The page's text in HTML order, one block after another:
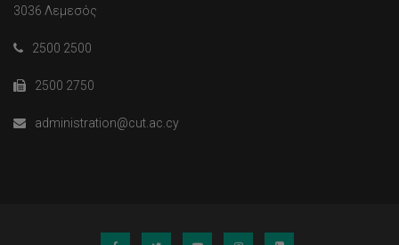
3036 Λεμεσός
2500 2500
2500 2750
administration@cut.ac.cy